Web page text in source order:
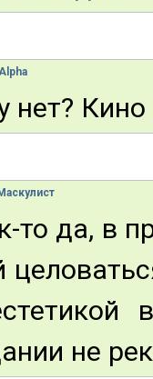
нет?
то да, в
не